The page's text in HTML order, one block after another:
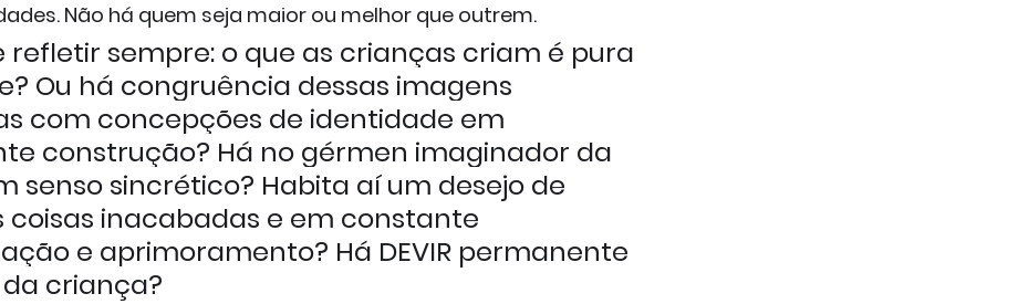
Não há quem seja maior ou melhor que outrem.
refletir sempre: o que as crianças criam é pura
Ou há congruência dessas imagens
com concepções de identidade em
construção? Há no gérmen imaginador da
senso sincrético? Habita aí um desejo de
coisas inacabadas e em constante
e aprimoramento? Há DEVIR permanente
criança?